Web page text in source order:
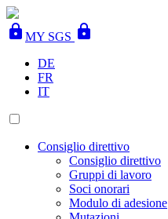
lock MY SGS lock
DE
FR
IT
Consiglio direttivo
Consiglio direttivo
Gruppi di lavoro
Soci onorari
Modulo di adesione